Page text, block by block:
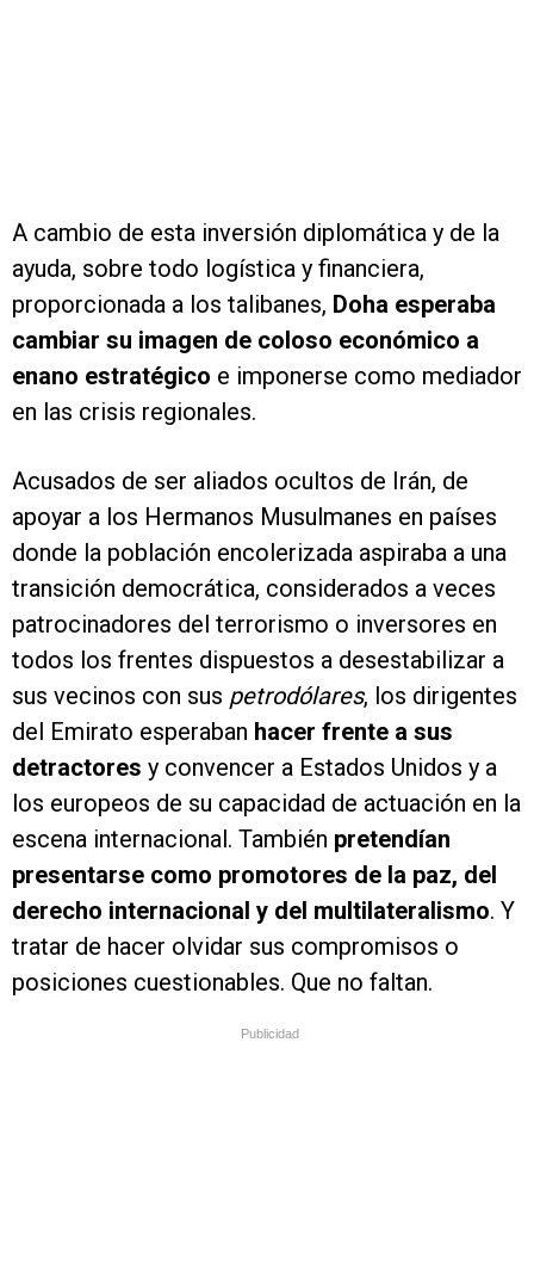
A cambio de esta inversión diplomática y de la
ayuda, sobre todo logística y financiera,
proporcionada a los talibanes, Doha esperaba
cambiar su imagen de coloso económico a
enano estratégico e imponerse como mediador
en las crisis regionales.
Acusados de ser aliados ocultos de Irán, de
apoyar a los Hermanos Musulmanes en países
donde la población encolerizada aspiraba a una
transición democrática, considerados a veces
patrocinadores del terrorismo o inversores en
todos los frentes dispuestos a desestabilizar a
sus vecinos con sus petrodólares, los dirigentes
del Emirato esperaban hacer frente a sus
detractores y convencer a Estados Unidos y a
los europeos de su capacidad de actuación en la
escena internacional. También pretendían
presentarse como promotores de la paz, del
derecho internacional y del multilateralismo. Y
tratar de hacer olvidar sus compromisos o
posiciones cuestionables. Que no faltan.
Publicidad